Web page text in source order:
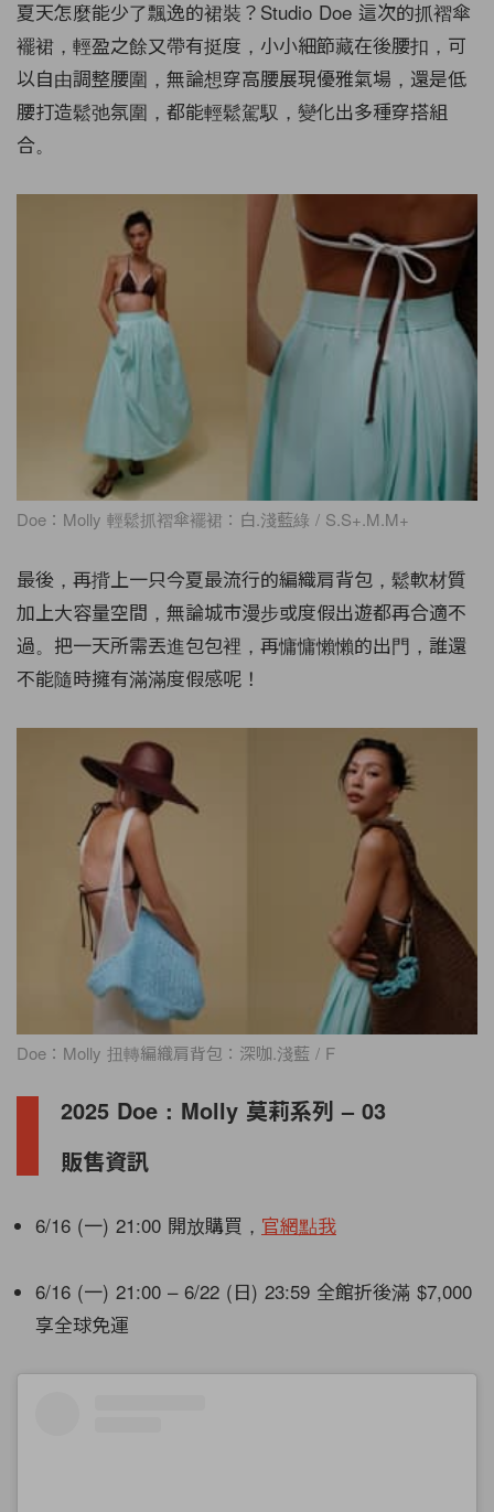
夏天怎麼能少了飄逸的裙裝？Studio Doe 這次的抓褶傘
襬裙，輕盈之餘又帶有挺度，小小細節藏在後腰扣，可
以自由調整腰圍，無論想穿高腰展現優雅氣場，還是低
腰打造鬆弛氛圍，都能輕鬆駕馭，變化出多種穿搭組
合。
Doe：Molly 輕鬆抓褶傘襬裙：白.淺藍綠 / S.S+.M.M+
最後，再揹上一只今夏最流行的編織肩背包，鬆軟材質
加上大容量空間，無論城市漫步或度假出遊都再合適不
過。把一天所需丟進包包裡，再慵慵懶懶的出門，誰還
不能隨時擁有滿滿度假感呢！
Doe：Molly 扭轉編織肩背包：深咖.淺藍 / F
2025 Doe : Molly 莫莉系列 – 03
販售資訊
6/16 (一) 21:00 開放購買， 官網點我
6/16 (一) 21:00 – 6/22 (日) 23:59 全館折後滿 $7,000
享全球免運